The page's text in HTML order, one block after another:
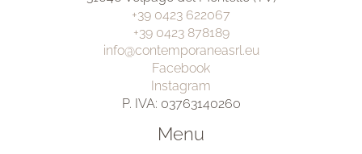
+39 0423 622067
+39 0423 878189
info@contemporaneasrl.eu
Facebook
Instagram
P. IVA: 03763140260
Menu